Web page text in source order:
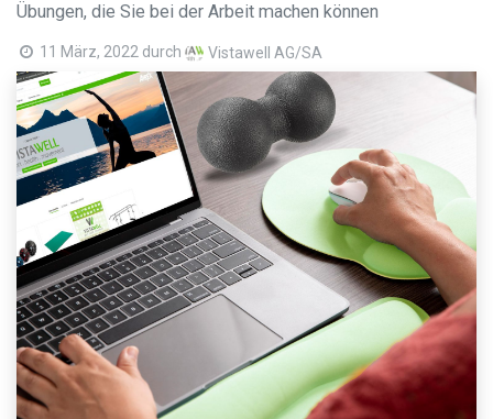
Übungen, die Sie bei der Arbeit machen können
11 März, 2022 durch Vistawell AG/SA